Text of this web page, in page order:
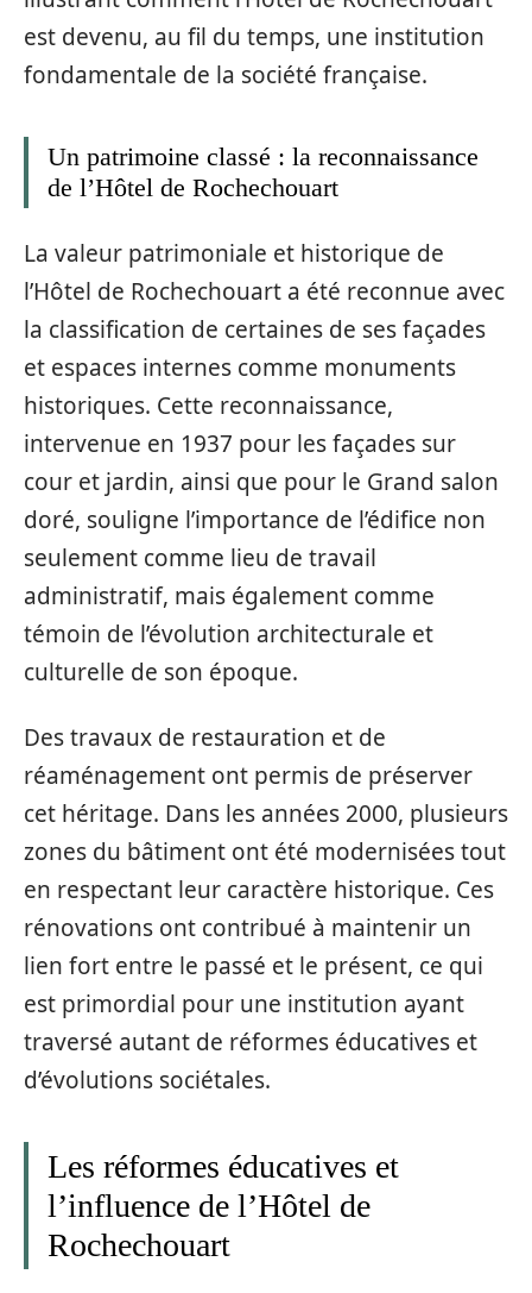
est devenu, au fil du temps, une institution
fondamentale de la société française.
Un patrimoine classé : la reconnaissance
de l’Hôtel de Rochechouart
La valeur patrimoniale et historique de
l’Hôtel de Rochechouart a été reconnue avec
la classification de certaines de ses façades
et espaces internes comme monuments
historiques. Cette reconnaissance,
intervenue en 1937 pour les façades sur
cour et jardin, ainsi que pour le Grand salon
doré, souligne l’importance de l’édifice non
seulement comme lieu de travail
administratif, mais également comme
témoin de l’évolution architecturale et
culturelle de son époque.
Des travaux de restauration et de
réaménagement ont permis de préserver
cet héritage. Dans les années 2000, plusieurs
zones du bâtiment ont été modernisées tout
en respectant leur caractère historique. Ces
rénovations ont contribué à maintenir un
lien fort entre le passé et le présent, ce qui
est primordial pour une institution ayant
traversé autant de réformes éducatives et
d’évolutions sociétales.
Les réformes éducatives et
l’influence de l’Hôtel de
Rochechouart